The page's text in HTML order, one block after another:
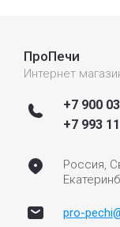
ПроПечи
Интернет
+7 900
+7 993
Россия,
pro-